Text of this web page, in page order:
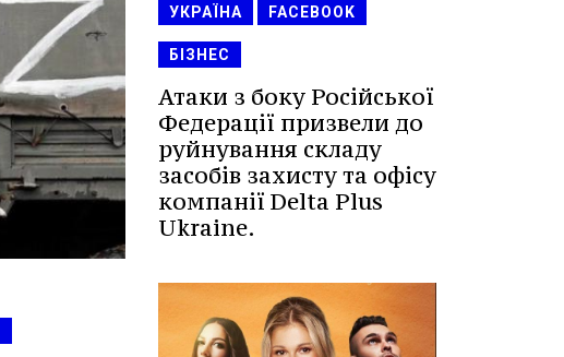
УКРАЇНА FACEBOOK
БІЗНЕС
Атаки з боку Російської
Федерації призвели до
руйнування складу
засобів захисту та офісу
компанії Delta Plus
Ukraine.